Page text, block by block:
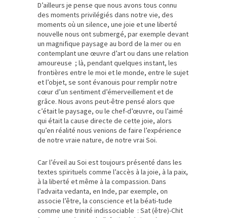
D’ailleurs je pense que nous avons tous connu
des moments privilégiés dans notre vie, des
moments où un silence, une joie et une liberté
nouvelle nous ont submergé, par exemple devant
un magnifique paysage au bord de la mer ou en
contemplant une œuvre d’art ou dans une relation
amoureuse ; là, pendant quelques instant, les
frontières entre le moi et le monde, entre le sujet
et l’objet, se sont évanouis pour remplir notre
cœur d’un sentiment d’émerveillement et de
grâce. Nous avons peut-être pensé alors que
c’était le paysage, ou le chef-d’œuvre, ou l’aimé
qui était la cause directe de cette joie, alors
qu’en réalité nous venions de faire l’expérience
de notre vraie nature, de notre vrai Soi.
Car l’éveil au Soi est toujours présenté dans les
textes spirituels comme l’accès à la joie, à la paix,
à la liberté et même à la compassion. Dans
l’advaita vedanta, en Inde, par exemple, on
associe l’être, la conscience et la béati-tude
comme une trinité indissociable : Sat (être)-Chit